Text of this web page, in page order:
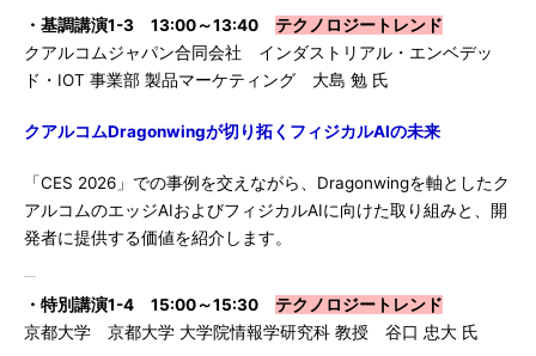
・基調講演1-3 13:00～13:40 テクノロジートレンド
クアルコムジャパン合同会社 インダストリアル・エンベデッ
ド・IOT 事業部 製品マーケティング 大島 勉 氏
クアルコムDragonwingが切り拓くフィジカルAIの未来
「CES 2026」での事例を交えながら、Dragonwingを軸としたク
アルコムのエッジAIおよびフィジカルAIに向けた取り組みと、開
発者に提供する価値を紹介します。
・特別講演1-4 15:00～15:30 テクノロジートレンド
京都大学 京都大学 大学院情報学研究科 教授 谷口 忠大 氏